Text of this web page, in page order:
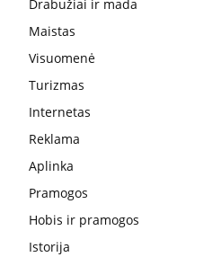
Drabužiai ir mada
Maistas
Visuomenė
Turizmas
Internetas
Reklama
Aplinka
Pramogos
Hobis ir pramogos
Istorija